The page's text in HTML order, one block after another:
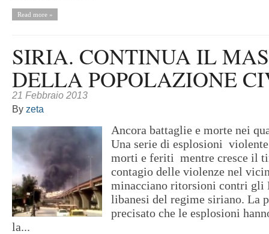
Read more »
SIRIA. CONTINUA IL
DELLA POPOLAZIONE
21 Febbraio 2013
By zeta
Ancora battaglie e morte nei
Una serie di esplosioni violente
morti e feriti mentre cresce il
contagio delle violenze nel
minacciano ritorsioni contri gli
libanesi del regime siriano. La
precisato che le esplosioni
la...